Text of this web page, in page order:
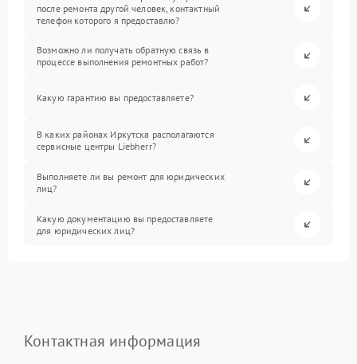
после ремонта другой человек, контактный
телефон которого я предоставлю?
Возможно ли получать обратную связь в
процессе выполнения ремонтных работ?
Какую гарантию вы предоставляете?
В каких районах Иркутска располагаются
сервисные центры Liebherr?
Выполняете ли вы ремонт для юридических
лиц?
Какую документацию вы предоставляете
для юридических лиц?
Контактная информация